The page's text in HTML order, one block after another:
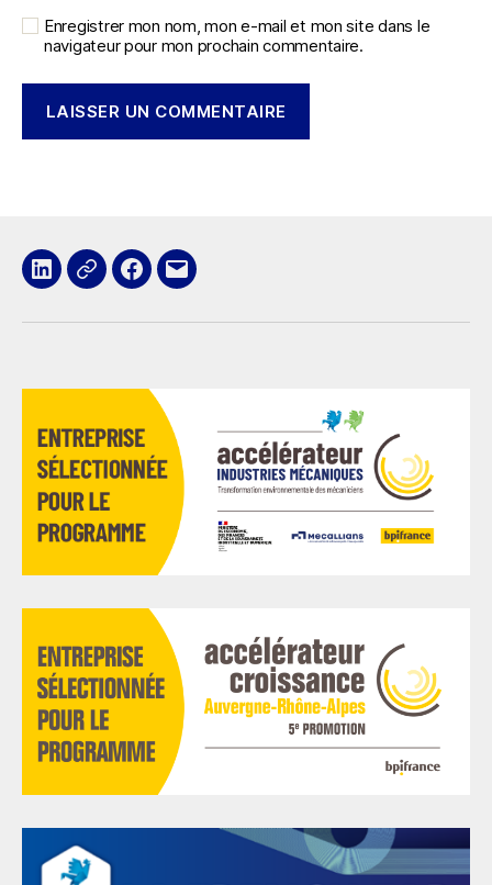
Enregistrer mon nom, mon e-mail et mon site dans le
navigateur pour mon prochain commentaire.
LinkedIn
x Facebook
E-